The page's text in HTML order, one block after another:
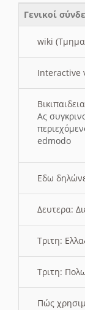
Γενικοί
wiki
Interactive
Ας
edmodo
Εδω
Δευτερα:
Τριτη:
Τριτη:
Πώς